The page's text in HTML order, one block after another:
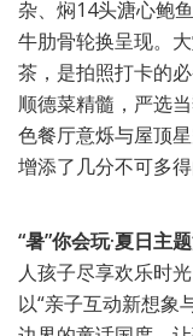
杂、焖14头溏心鲍
牛肋骨轮换呈现。
茶，是拍照打卡的
顺德菜精髓，严选
色餐厅意烁与屋顶
增添了几分不可多得
“暑”你会玩·夏日主
人孩子尽享欢乐时
以“亲子互动新想象